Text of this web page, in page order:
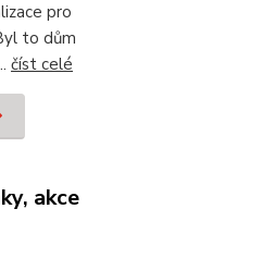
pro
to dům
číst celé
akce